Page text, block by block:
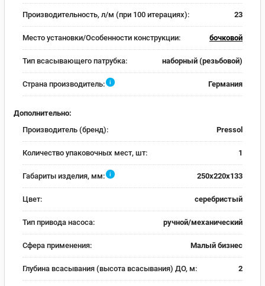
Производительность, л/м (при 100 итерациях): 23
Место установки/Особенности конструкции: бочковой
Тип всасывающего патрубка: наборный (резьбовой)
Страна производитель: i Германия
Дополнительно:
Производитель (бренд):
Pressol
Количество упаковочных мест, шт: 1
Габариты изделия, мм: i 250х220х133
Цвет: серебристый
Тип привода насоса: ручной/механический
Сфера применения: Малый бизнес
Глубина всасывания (высота всасывания) ДО, м: 2